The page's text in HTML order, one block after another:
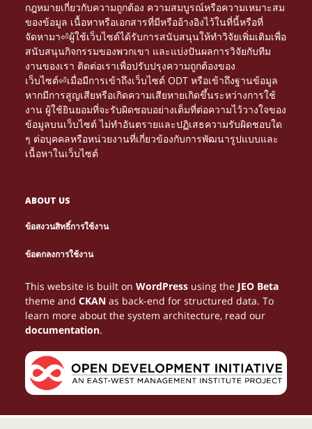
กฎหมายเกี่ยวกับความถูกต้อง ความสมบูรณ์หรือความเหมาะสม
ของข้อมูล เนื้อหาหรือเอกสารที่มีหรืออ้างอิงไว้ในที่นี้หรือที่
จัดหามา⏎ผู้ใช้เว็บไซต์ได้รับการสนับสนุนให้ทำวิจัยเพิ่มเติมเพื่อ
สนับสนุนกิจกรรมของพวกเขา และแบ่งปันผลการวิจัยกับทีม
งานของเรา ติดต่อเราเพื่อปรับปรุงความถูกต้องของ
เว็บไซต์⏎เมื่อมีการเข้าถึงเว็บไซต์ ODT หรือเข้าถึงฐานข้อมูล
หากมีการสูญเสียหรือเกิดความเสียหายเกิดขึ้นระหว่างการใช้
งาน ผู้ใช้ยินยอมที่จะรับผิดชอบอย่างเต็มที่ต่อความไว้วางใจของ
ข้อมูลบนเว็บไซต์ ไม่ทำอันตรายและปฏิเสธความรับผิดชอบใด
ๆ ต่อบุคคลหรือหน่วยงานที่เกี่ยวข้องกับการพัฒนารูปแบบและ
เนื้อหาในเว็บไซต์
ABOUT US
ข้อสงวนสิทธิ์การใช้งาน
NETTIKASINOTtarjoavat loistavia mahdollisuuksia
voi muuttua viihteestä lisätuloksi.
από τοHTTPS://NEWONLINECASINOS-GR.COM/
και να αυξήσεις τα πιθανά σου κέρδη.
grâce au
aide à maximiser les bénéfices potentiels.
ข้อตกลงการใช้งาน
BOHATSTVÍ. NAVŠTIVTE LIZAROa užijte si vzrušující
hry a bezpečné výplaty. Udělejte první krok k velkým
výhrám ještě dnes!
КАЗИНОв которых легко ориентироваться, и
олимп казино соответствует такому ожиданию.
BETGR8has it all!
high odds, exclusive promotions and a clear
platform.
mutta gambling peleistäPLINKOon erityisen
suosittu. Pelaajat pitävät sen helppoudesta ja
jännittävästä mahdollisuudesta kasvattaa tuloja
növekszik. Az online gaming egyik legnépszerűbb
formája az ONLINE CASINO , ahol a játékosok
biztonságos környezetben próbálhatják ki
becomes more rewarding with strategic play. Many
explore SWEET BONANZA to understand the best
methods for earning money while enjoying safe,
to online gaming, where convenience and winning
opportunities expand daily. Using trusted resources
likeHTTPS://BELGIQUE-CASINOS.BE/
turning fun gambling sessions into possible
earnings.
At our online casino, you can win money from the
PLINKOS.HU
moment you join. Play thrilling games,
unlock bonus features, and hit that jackpot. It’s all
Choose from hundreds of games like roulette or
poker. Use promotions to your advantage. Manage
yourHTTPS://PARHAATUUDETNETTIKASINOT.FI/
websites. Keep emotions out of it. Gambling success
depends on consistency and control. It’s
entertainment—with a chance of profit.
at our online casino, grab
HTTPS://CHICKENROADPLAY.ONLINE/your no deposit
free spins, and go for the jackpot. Experience
winning money today!
This website is built onWordPress using the JEO Beta
theme andCKAN as back-end for structured data. To
learn more about the system architecture, read our
documentation.